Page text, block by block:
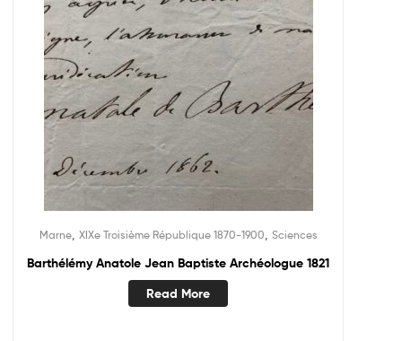
Marne, XIXe Troisième République 1870-1900 Sciences
Barthélémy Anatole Jean Baptiste Archéologue 1821
Read More